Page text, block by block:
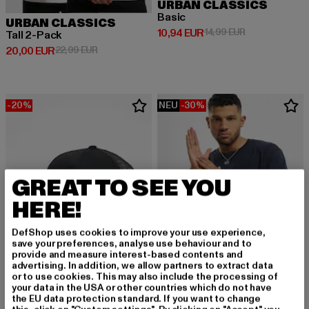
URBAN CLASSICS
Tall 2-Pack
20,00 EUR
Derzeitiger Preis: 20,00 EUR
22,99 EURAktionspreis: 22,99 EUR
URBAN CLASSICS
Basic
10,94 EUR
Derzeitiger Preis: 10,94 EUR
14,99 EURAktionspreis:
-20%
FLEXFIT
NEU -30%
URBAN CLASSICS
GREAT TO SEE YOU
HERE!
DefShop uses cookies to improve your use experience,
save your preferences, analyse use behaviour and to
provide and measure interest-based contents and
advertising. In addition, we allow partners to extract data
or to use cookies. This may also include the processing of
your data in the USA or other countries which do not have
the EU data protection standard. If you want to change